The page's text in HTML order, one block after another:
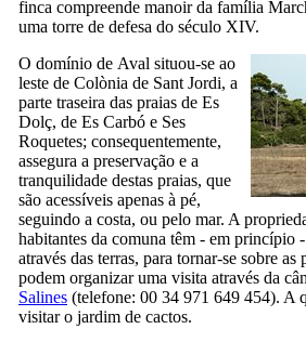
finca compreende manoir da família
uma torre de defesa do século XIV.
O domínio de Aval situou-se ao
leste de Colònia de Sant Jordi, a
parte traseira das praias de Es
Dolç, de Es Carbó e Ses
Roquetes; consequentemente,
assegura a preservação e a
tranquilidade destas praias, que
são acessíveis apenas à pé,
seguindo a costa, ou pelo mar. A
habitantes da comuna têm - em princípio
através das terras, para tornar-se sobre as
podem organizar uma visita através da
Salines (telefone: 00 34 971 649 454). A
visitar o jardim de cactos.